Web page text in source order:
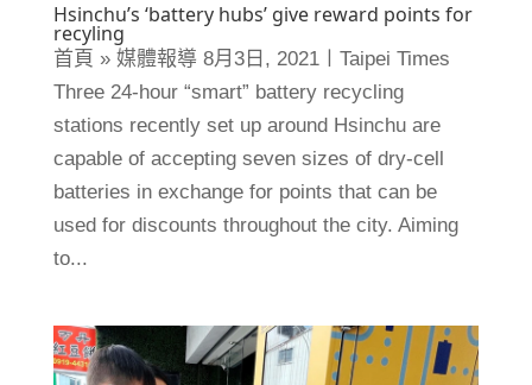
Hsinchu’s ‘battery hubs’ give reward points for
recyling
首頁 » 媒體報導 8月3日, 2021〡Taipei Times
Three 24-hour “smart” battery recycling
stations recently set up around Hsinchu are
capable of accepting seven sizes of dry-cell
batteries in exchange for points that can be
used for discounts throughout the city. Aiming
to...